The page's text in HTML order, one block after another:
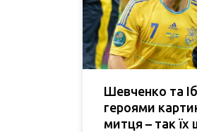
Шевченко та
героями
митця – так їх